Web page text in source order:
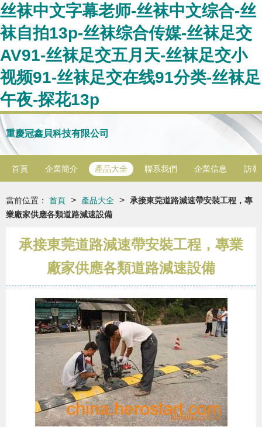
丝袜中文字幕老师-丝袜中文综合-丝
袜自拍13p-丝袜综合传媒-丝袜足交
AV91-丝袜足交五月天-丝袜足交小
视频91-丝袜足交在线91分类-丝袜足
午夜-探花13p
重慶冠鑫貝科技有限公司
首頁 企業簡介 產品大全 聯系我們 企業信息 訪客
當前位置： 首頁 > 產品大全 > 承接東莞道路減速帶安裝工程，專
業廠家供應各類道路減速設備
承接東莞道路減速帶安裝工程，專業
廠家供應各類道路減速設備